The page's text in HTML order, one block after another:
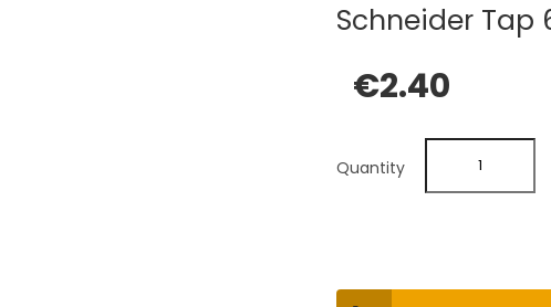
Schneider Tap
€2.40
Quantity